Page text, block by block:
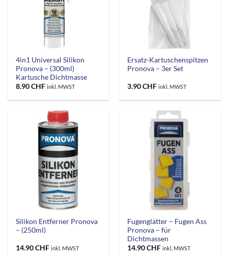
4in1 Universal Silikon
Pronova – (300ml)
Kartusche Dichtmasse
8.90CHF inkl. MWST
Ersatz-Kartuschenspitzen
Pronova – 3er Set
3.90CHF inkl. MWST
Silikon Entferner Pronova
– (250ml)
14.90CHF inkl. MWST
Fugenglätter – Fugen Ass
Pronova – für
Dichtmassen
14.90CHF inkl. MWST